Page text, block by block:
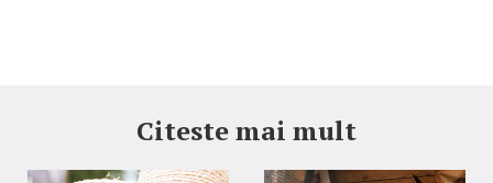
Citeste mai mult